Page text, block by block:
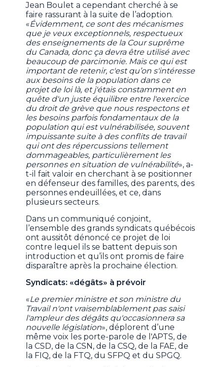
Jean Boulet a cependant cherché à se
faire rassurant à la suite de l’adoption.
«Évidemment, ce sont des mécanismes
que je veux exceptionnels, respectueux
des enseignements de la Cour suprême
du Canada, donc ça devra être utilisé avec
beaucoup de parcimonie. Mais ce qui est
important de retenir, c'est qu’on s'intéresse
aux besoins de la population dans ce
projet de loi là, et j'étais constamment en
quête d'un juste équilibre entre l'exercice
du droit de grève que nous respectons et
les besoins parfois fondamentaux de la
population qui est vulnérabilisée, souvent
impuissante suite à des conflits de travail
qui ont des répercussions tellement
dommageables, particulièrement les
personnes en situation de vulnérabilité», a-
t-il fait valoir en cherchant à se positionner
en défenseur des familles, des parents, des
personnes endeuillées, et ce, dans
plusieurs secteurs.
Dans un communiqué conjoint,
l’ensemble des grands syndicats québécois
ont aussitôt dénoncé ce projet de loi
contre lequel ils se battent depuis son
introduction et qu’ils ont promis de faire
disparaître après la prochaine élection.
Syndicats: «dégâts» à prévoir
«Le premier ministre et son ministre du
Travail n'ont vraisemblablement pas saisi
l'ampleur des dégâts qu'occasionnera sa
nouvelle législation», déplorent d’une
même voix les porte-parole de l'APTS, de
la CSD, de la CSN, de la CSQ, de la FAE, de
la FIQ, de la FTQ, du SFPQ et du SPGQ.